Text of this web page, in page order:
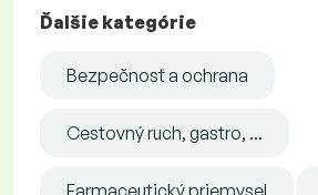
Ďalšie kategórie
Bezpečnosť a ochrana
Cestovný ruch, gastro, ...
Farmaceutický priemysel